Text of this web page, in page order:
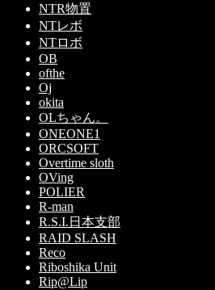
NTR物置
NTレボ
NTロボ
OB
ofthe
Oj
okita
OLちゃん。
ONEONE1
ORCSOFT
Overtime sloth
OVing
POLIER
R-man
R.S.I.日本支部
RAID SLASH
Reco
Riboshika Unit
Rip@Lip